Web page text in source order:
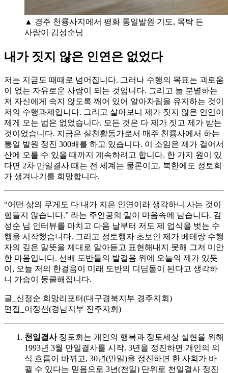
▲ 경주 천룡사지에서 평화 통일발원 기도, 목탁 든
사람이 김성순님
내가 짓지 않은 인연은 없었다
저는 지금도 때때로 넘어집니다. 그러나 수행의 목표는 괴로움
이 없는 자유로운 사람이 되는 것입니다. 그리고 늘 분별하는
저 자신에게 속지 않도록 깨어 있어 알아차림을 유지하는 것이
저의 수행과제입니다. 그리고 살아보니 제가 짓지 않은 인연이
제게 오는 법은 없었습니다. 모든 것은 다 제가 짓고 제가 받는
것이었습니다. 지금은 실천활동가로서 매주 천룡사에서 하는
통일 발원 정진 300배를 하고 있습니다. 이 소임은 제가 걸어서
산에 오를 수 있을 때까지 계속하려고 합니다. 한 가지 원이 있
다면 2차 만일결사 때는 전 세계는 물론이고, 북한에도 정토회
가 생겨나기를 희망합니다.
“어떤 삶의 무게도 다 내가 지은 인연이라 생각하니 사는 것이
힘들지 않습니다.” 라는 주인공의 말이 마음속에 남습니다. 김
성순 님 인터뷰를 마치고 다음 날부터 저도 제 업식을 벗는 수
행을 시작했습니다. 그리고 정토행자 초보인 제가 베테랑 수행
자의 깊은 말뜻을 제대로 알아듣고 표현해내지 못해 그저 미안
한 마음입니다. 선배 도반들의 발걸음 위에 오늘의 제가 있듯
이, 오늘 저의 한걸음이 미래 도반의 디딤돌이 된다고 생각하
니 가슴이 뭉클해집니다.
글_신정순 희망리포터(대구경북지부 경주지회)
편집_이정선(경남지부 진주지회)
천일결사정토회는 개인의 행복과 정토세상 실현을 위해
1993년 3월 만일결사를 시작. 3년을 정진하면 개인의 의
식 흐름이 바뀌고, 30년(만일)을 정진하면 한 사회가 바
뀔 수 있다는 믿음으로 3년(천일) 단위로 천일결사 정진